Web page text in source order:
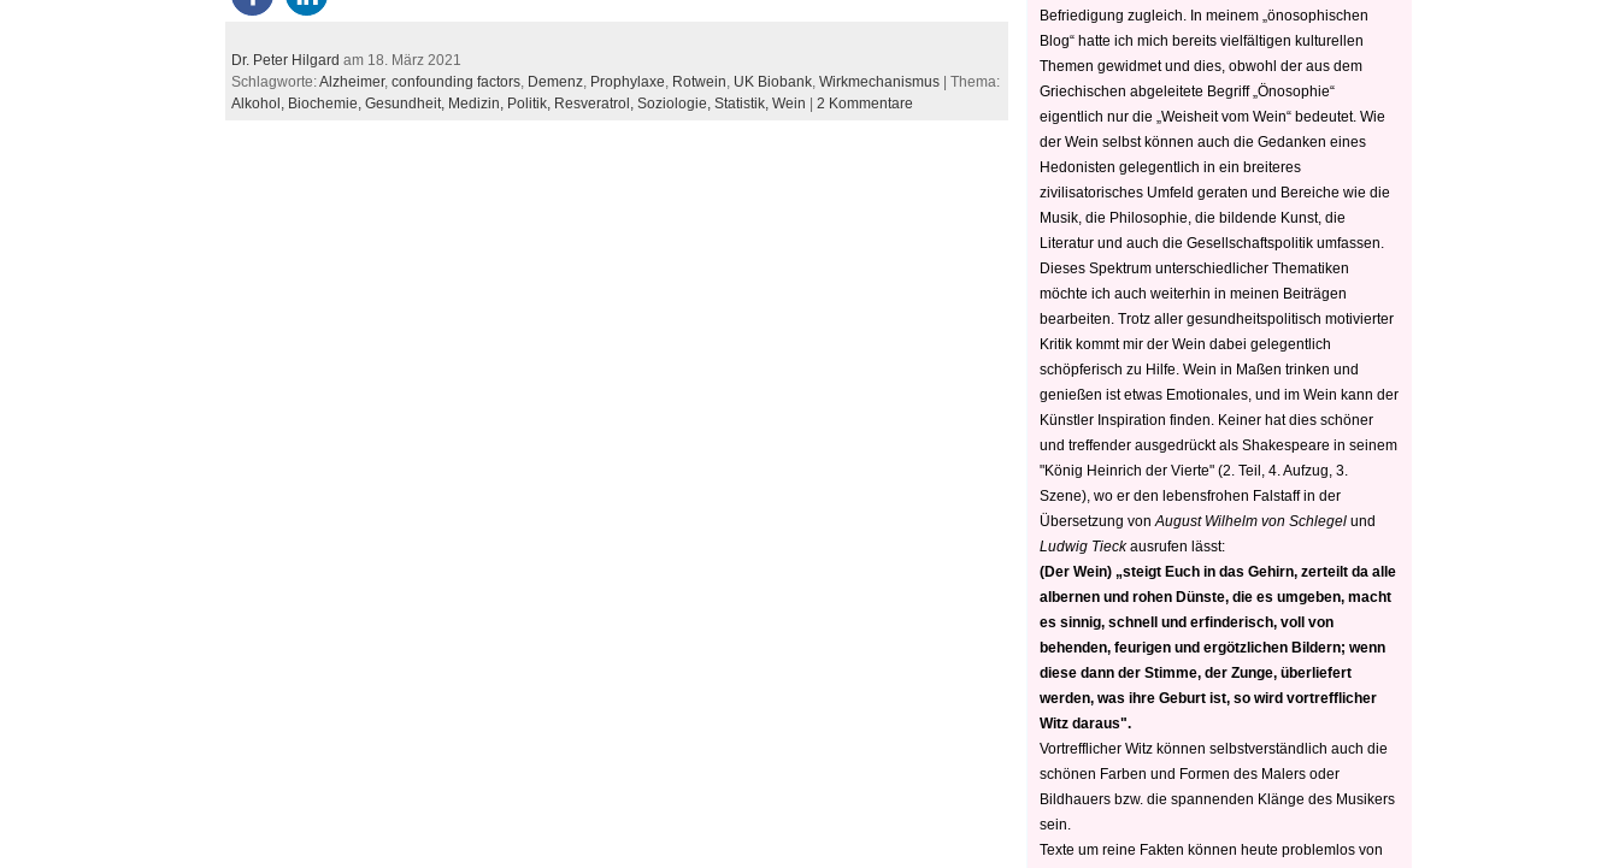
Dr. Peter Hilgard am 18. März 2021
Schlagworte:Alzheimer, confounding factors Demenz Prophylaxe Rotwein UK Biobank Wirkmechanismus | Thema:
Alkohol, Biochemie, Gesundheit, Medizin, Politik, Resveratrol, Soziologie, Statistik, Wein | 2 Kommentare
Befriedigung zugleich. In meinem „önosophischen
Blog“ hatte ich mich bereits vielfältigen kulturellen
Themen gewidmet und dies, obwohl der aus dem
Griechischen abgeleitete Begriff „Önosophie“
eigentlich nur die „Weisheit vom Wein“ bedeutet. Wie
der Wein selbst können auch die Gedanken eines
Hedonisten gelegentlich in ein breiteres
zivilisatorisches Umfeld geraten und Bereiche wie die
Musik, die Philosophie, die bildende Kunst, die
Literatur und auch die Gesellschaftspolitik umfassen.
Dieses Spektrum unterschiedlicher Thematiken
möchte ich auch weiterhin in meinen Beiträgen
bearbeiten. Trotz aller gesundheitspolitisch motivierter
Kritik kommt mir der Wein dabei gelegentlich
schöpferisch zu Hilfe. Wein in Maßen trinken und
genießen ist etwas Emotionales, und im Wein kann der
Künstler Inspiration finden. Keiner hat dies schöner
und treffender ausgedrückt als Shakespeare in seinem
"König Heinrich der Vierte" (2. Teil, 4. Aufzug, 3.
Szene), wo er den lebensfrohen Falstaff in der
Übersetzung von August Wilhelm von Schlegel und
Ludwig Tieckausrufen lässt:
(Der Wein) „steigt Euch in das Gehirn, zerteilt da alle
albernen und rohen Dünste, die es umgeben, macht
es sinnig, schnell und erfinderisch, voll von
behenden, feurigen und ergötzlichen Bildern; wenn
diese dann der Stimme, der Zunge, überliefert
werden, was ihre Geburt ist, so wird vortrefflicher
Witz daraus".
Vortrefflicher Witz können selbstverständlich auch die
schönen Farben und Formen des Malers oder
Bildhauers bzw. die spannenden Klänge des Musikers
sein.
Texte um reine Fakten können heute problemlos von